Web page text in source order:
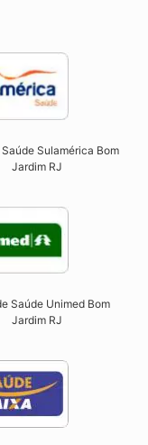
Sulamérica Bom
Jardim RJ
Saúde Unimed Bom
Jardim RJ